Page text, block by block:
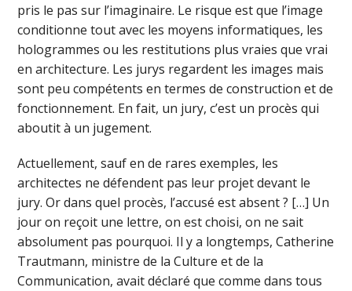
pris le pas sur l’imaginaire. Le risque est que l’image
conditionne tout avec les moyens informatiques, les
hologrammes ou les restitutions plus vraies que vrai
en architecture. Les jurys regardent les images mais
sont peu compétents en termes de construction et de
fonctionnement. En fait, un jury, c’est un procès qui
aboutit à un jugement.
Actuellement, sauf en de rares exemples, les
architectes ne défendent pas leur projet devant le
jury. Or dans quel procès, l’accusé est absent ? […] Un
jour on reçoit une lettre, on est choisi, on ne sait
absolument pas pourquoi. Il y a longtemps, Catherine
Trautmann, ministre de la Culture et de la
Communication, avait déclaré que comme dans tous